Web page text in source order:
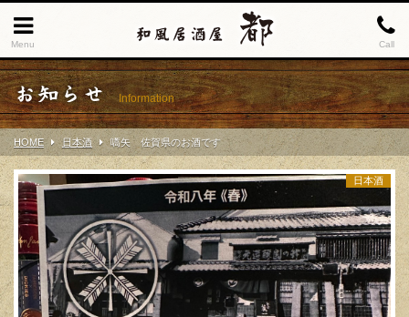
Menu Call
お知らせ Information
HOME 日本酒 嚆矢 佐賀県のお酒です
日本酒